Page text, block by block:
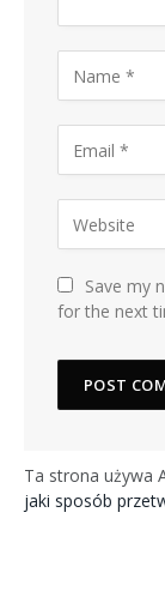
Save my
for the next
Ta strona używa
jaki sposób